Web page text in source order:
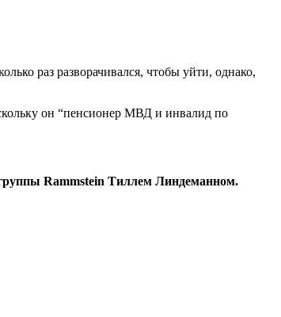
раз разворачивался, чтобы уйти, однако,
он “пенсионер МВД и инвалид по
Rammstein Тиллем Линдеманном.